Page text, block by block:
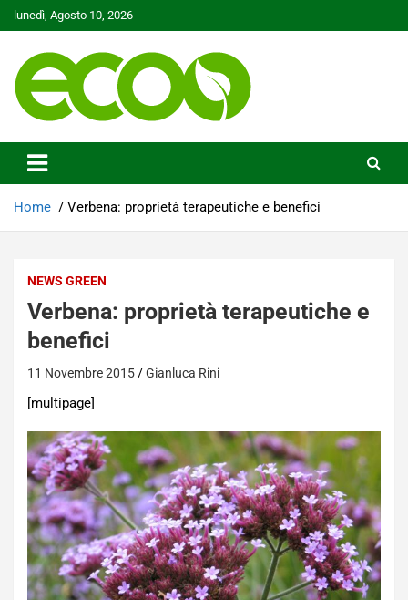
Skip
to
lunedì, Agosto 10, 2026
Ecoo.it
Home Verbena: proprietà terapeutiche e benefici
NEWS GREEN
Verbena: proprietà terapeutiche e
benefici
11 Novembre 2015 Gianluca Rini
[multipage]